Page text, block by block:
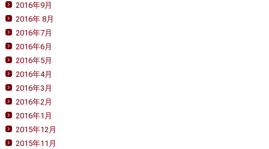
2016年9月
2016年 8月
2016年7月
2016年6月
2016年5月
2016年4月
2016年3月
2016年2月
2016年1月
2015年12月
2015年11月